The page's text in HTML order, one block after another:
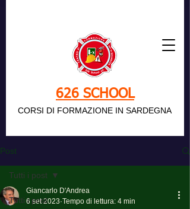
626 SCHOOL
CORSI DI FORMAZIONE IN SARDEGNA
Post
Tutti i post
Tutti i post
Giancarlo D'Andrea
6 set 2023 Tempo di lettura: 4 min